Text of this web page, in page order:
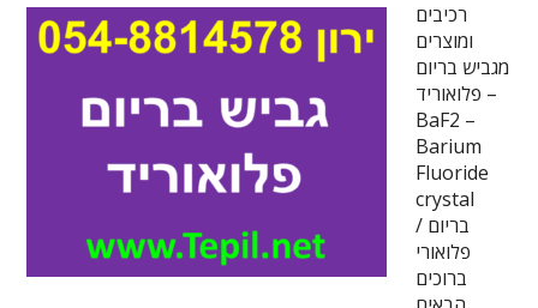
רכיבים
ומוצרים
מגביש בריום
פלואוריד –
BaF2 –
Barium
Fluoride
crystal
/ בריום
פלואורי
ברוכים